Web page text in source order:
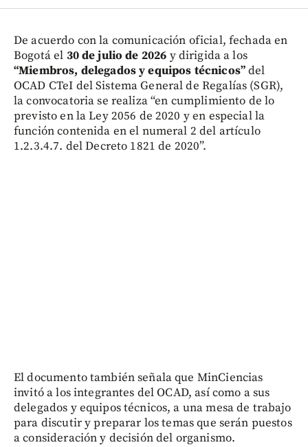
De acuerdo con la comunicación oficial, fechada en
Bogotá el 30 de julio de 2026 y dirigida a los
“Miembros, delegados y equipos técnicos”del
OCAD CTeI del Sistema General de Regalías (SGR),
la convocatoria se realiza “en cumplimiento de lo
previsto en la Ley 2056 de 2020 y en especial la
función contenida en el numeral 2 del artículo
1.2.3.4.7. del Decreto 1821 de 2020”.
El documento también señala que MinCiencias
invitó a los integrantes del OCAD, así como a sus
delegados y equipos técnicos, a una mesa de trabajo
para discutir y preparar los temas que serán puestos
a consideración y decisión del organismo.